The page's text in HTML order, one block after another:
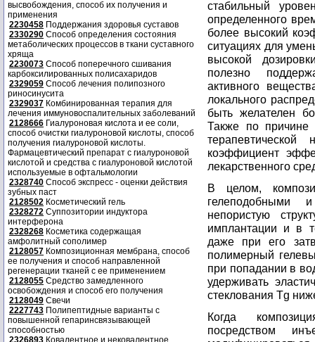
высвобождения, способ их получения и
применения
2230458 Поддержания здоровья суставов
2330290 Способ определения состояния
метаболических процессов в ткани суставного
хряща
2230073 Способ поперечного сшивания
карбоксилированных полисахаридов
2329059 Способ лечения полипозного
риносинусита
2329037 Комбинированная терапия для
лечения иммуновоспалительных заболеваний
2128666 Гиалуроновая кислота и ее соли,
способ очистки гиалуроновой кислоты, способ
получения гиалуроновой кислоты.
Фармацевтический препарат с гиалуроновой
кислотой и средства с гиалуроновой кислотой
используемые в офтальмологии
2328740 Способ экспресс - оценки действия
зубных паст
2128502 Косметический гель
2328272 Суппозитории индуктора
интерферона
2328268 Косметика содержащая
амфолитный сополимер
2128057 Композиционная мембрана, способ
ее получения и способ направленной
регенерации тканей с ее применением
2128055 Средство замедленного
освобождения и способ его получения
2128049 Свечи
2227743 Полипептидные варианты с
повышенной гепаринсвязывающей
способностью
2326893 Ковалентное и нековалентное
стабильный
определенного
более высокий
ситуациях для
высокой
полезно
активного
локального
быть желателен
Также по причине
терапевтической
коэффициент
лекарственного
В целом,
гелеподобными
непористую
имплантации и в
даже при его
полимерный
при попадании в
удерживать
стеклования Tg
Когда
посредством